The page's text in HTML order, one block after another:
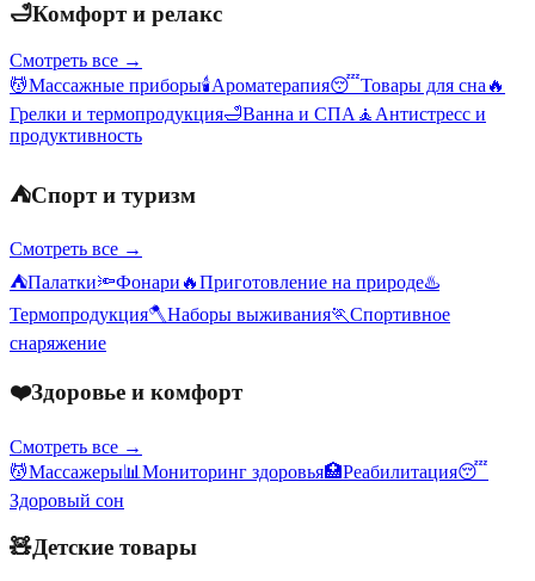
🛁Комфорт и релакс
Смотреть все →
💆Массажные приборы🕯️Ароматерапия😴Товары для сна 🔥
Грелки и термопродукция🛁Ванна и СПА 🧘 Антистресс и
продуктивность
⛺Спорт и туризм
Смотреть все →
⛺Палатки🔦Фонари 🔥Приготовление на природе♨️
Термопродукция🪓Наборы выживания🏃Спортивное
снаряжение
❤️Здоровье и комфорт
Смотреть все →
💆Массажеры📊 Мониторинг здоровья🏥Реабилитация😴
Здоровый сон
🧸Детские товары